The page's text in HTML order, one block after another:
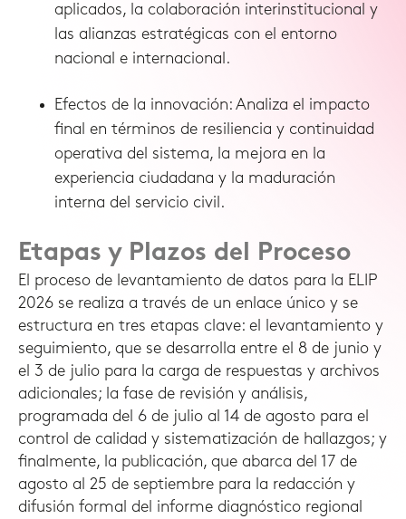
aplicados, la colaboración interinstitucional y
las alianzas estratégicas con el entorno
nacional e internacional.
Efectos de la innovación: Analiza el impacto
final en términos de resiliencia y continuidad
operativa del sistema, la mejora en la
experiencia ciudadana y la maduración
interna del servicio civil.
Etapas y Plazos del Proceso
El proceso de levantamiento de datos para la ELIP
2026 se realiza a través de un enlace único y se
estructura en tres etapas clave: el levantamiento y
seguimiento, que se desarrolla entre el 8 de junio y
el 3 de julio para la carga de respuestas y archivos
adicionales; la fase de revisión y análisis,
programada del 6 de julio al 14 de agosto para el
control de calidad y sistematización de hallazgos; y
finalmente, la publicación, que abarca del 17 de
agosto al 25 de septiembre para la redacción y
difusión formal del informe diagnóstico regional